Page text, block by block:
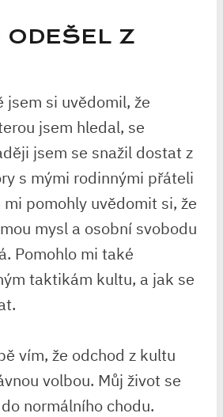
ODEŠEL Z
jsem si uvědomil, že
jsem hledal, se
jsem se snažil dostat z
s mými rodinnými přáteli
pomohly uvědomit si, že
mysl a osobní svobodu
Pomohlo mi také
taktikám kultu, a jak se
vím, že odchod z kultu
volbou. Můj život se
normálního chodu.